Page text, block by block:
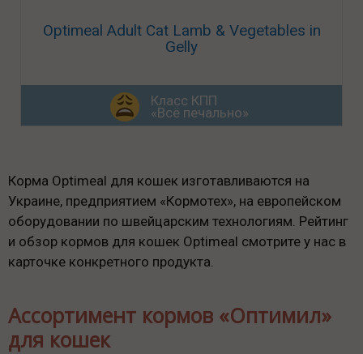
Optimeal Adult Cat Lamb & Vegetables in
Gelly
Класс КПП
«Всё печально»
Корма Optimeal для кошек изготавливаются на
Украине, предприятием «Кормотех», на европейском
оборудовании по швейцарским технологиям. Рейтинг
и обзор кормов для кошек Optimeal смотрите у нас в
карточке конкретного продукта.
Ассортимент кормов «Оптимил»
для кошек